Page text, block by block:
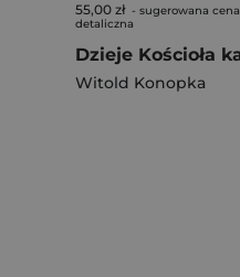
55,00 zł - sugerowana cena
detaliczna
Witold Konopka